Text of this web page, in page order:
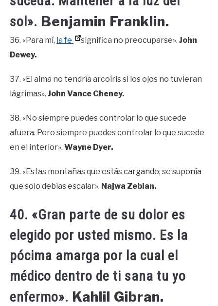
sol». Benjamin Franklin.
36. «Para mí, la fe significa no preocuparse». John
Dewey.
37. «El alma no tendría arcoíris si los ojos no tuvieran
lágrimas». John Vance Cheney.
38. «No siempre puedes controlar lo que sucede
afuera. Pero siempre puedes controlar lo que sucede
en el interior». Wayne Dyer.
39. «Estas montañas que estás cargando, se suponía
que solo debías escalar». Najwa Zebian.
40. «Gran parte de su dolor es
elegido por usted mismo. Es la
pócima amarga por la cual el
médico dentro de ti sana tu yo
enfermo». Kahlil Gibran.